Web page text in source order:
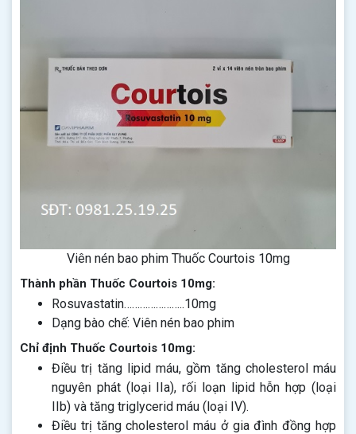
Viên nén bao phim Thuốc Courtois 10mg
Thành phần Thuốc Courtois 10mg:
Rosuvastatin…………………..10mg
Dạng bào chế: Viên nén bao phim
Chỉ định Thuốc Courtois 10mg:
Điều trị tăng lipid máu, gồm tăng cholesterol máu
nguyên phát (loại IIa), rối loạn lipid hỗn hợp (loại
IIb) và tăng triglycerid máu (loại IV).
Điều trị tăng cholesterol máu ở gia đình đồng hợp